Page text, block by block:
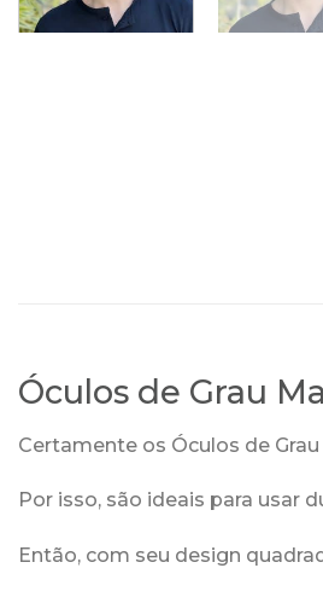
Óculos de Grau
Certamente os Óculos de
Por isso, são ideais para usar
Então, com seu design